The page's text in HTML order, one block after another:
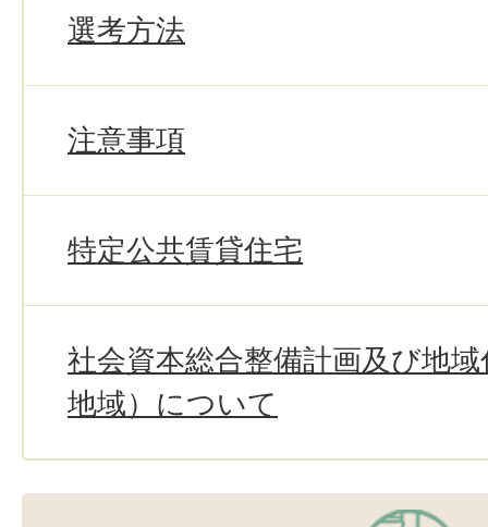
選考方法
注意事項
特定公共賃貸住宅
社会資本総合整備計画及び地
地域）について